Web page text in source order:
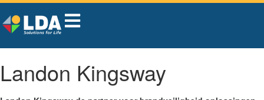
Landon Kingsway